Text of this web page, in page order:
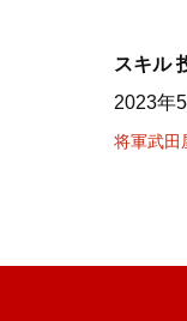
スキル
2023年
将軍武田